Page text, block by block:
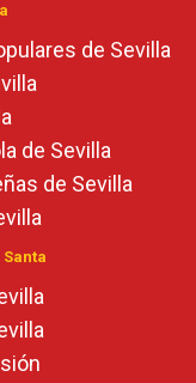
de Sevilla
de Sevilla
de Sevilla